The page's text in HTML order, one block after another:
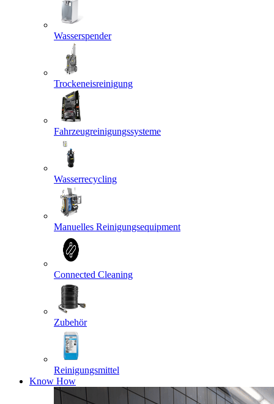
Wasserspender
Trockeneisreinigung
Fahrzeugreinigungssysteme
Wasserrecycling
Manuelles Reinigungsequipment
Connected Cleaning
Zubehör
Reinigungsmittel
Know How